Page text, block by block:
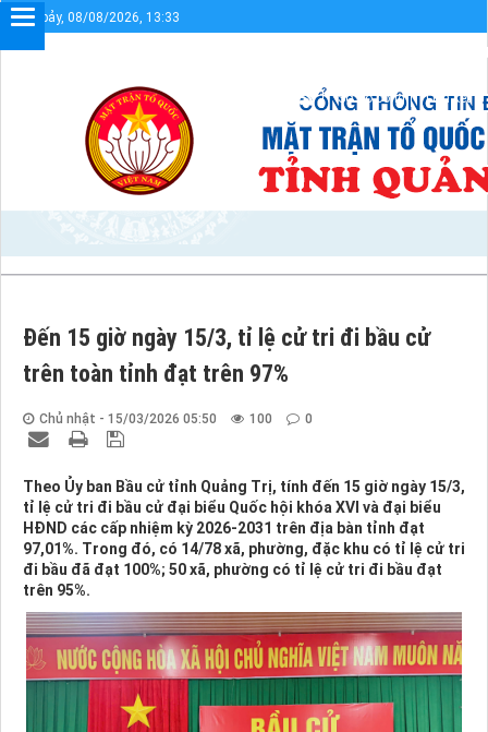
Thứ bảy, 08/08/2026, 13:33
Chào mừng bạn đến với Cổng thông tin điện tử UBMTTQVN tỉnh
Sơ đồ cổng Liên kết
Đến 15 giờ ngày 15/3, tỉ lệ cử tri đi bầu cử
trên toàn tỉnh đạt trên 97%
Chủ nhật - 15/03/2026 05:50 100 0
Theo Ủy ban Bầu cử tỉnh Quảng Trị, tính đến 15 giờ ngày 15/3,
tỉ lệ cử tri đi bầu cử đại biểu Quốc hội khóa XVI và đại biểu
HĐND các cấp nhiệm kỳ 2026-2031 trên địa bàn tỉnh đạt
97,01%. Trong đó, có 14/78 xã, phường, đặc khu có tỉ lệ cử tri
đi bầu đã đạt 100%; 50 xã, phường có tỉ lệ cử tri đi bầu đạt
trên 95%.